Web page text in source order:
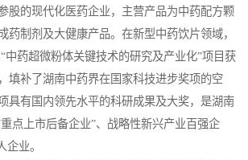
股的现代化医药企业，主营产品为中药配方颗
药制剂及大健康产品。在新型中药饮片领域，
中药超微粉体关键技术的研究及产业化”项目获
填补了湖南中药界在国家科技进步奖项的空
具有国内领先水平的科研成果及大奖，是湖南
点上市后备企业”、战略性新兴产业百强企
企业。